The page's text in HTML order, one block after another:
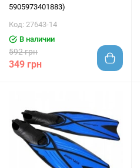
5905973401883)
Код: 27643-14
В наличии
592 грн
349 грн